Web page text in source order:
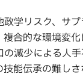
政学リスク、サ
合的な環境変
の減少による人
能伝承の難し